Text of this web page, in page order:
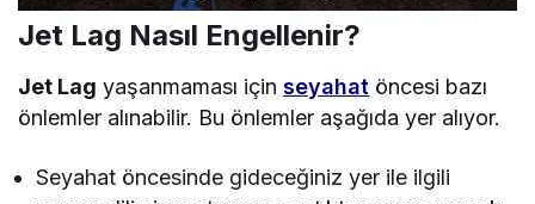
Jet Lag Nasıl Engellenir?
Jet Lag yaşanmaması içinseyahat öncesi bazı
önlemler alınabilir. Bu önlemler aşağıda yer alıyor.
Seyahat öncesinde gideceğiniz yer ile ilgili